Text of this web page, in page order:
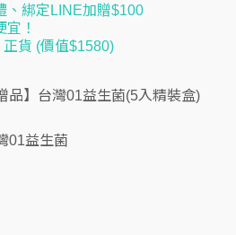
、綁定LINE加贈$100
！
貨 (價值$1580)
品】台灣01益生菌(5入精裝盒)
01益生菌